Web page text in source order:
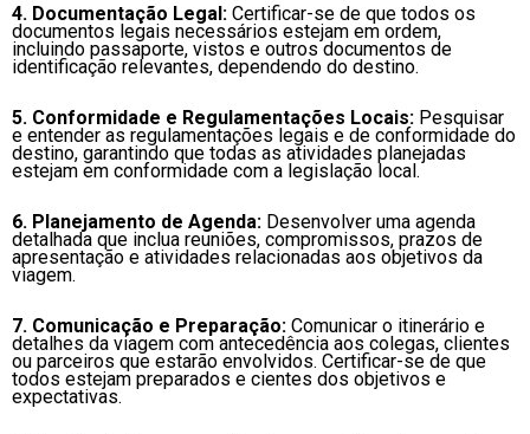
4. Documentação Legal: Certificar-se de que todos os
documentos legais necessários estejam em ordem,
incluindo passaporte, vistos e outros documentos de
identificação relevantes, dependendo do destino.
5. Conformidade e Regulamentações Locais: Pesquisar
e entender as regulamentações legais e de conformidade do
destino, garantindo que todas as atividades planejadas
estejam em conformidade com a legislação local.
6. Planejamento de Agenda: Desenvolver uma agenda
detalhada que inclua reuniões, compromissos, prazos de
apresentação e atividades relacionadas aos objetivos da
viagem.
7. Comunicação e Preparação: Comunicar o itinerário e
detalhes da viagem com antecedência aos colegas, clientes
ou parceiros que estarão envolvidos. Certificar-se de que
todos estejam preparados e cientes dos objetivos e
expectativas.